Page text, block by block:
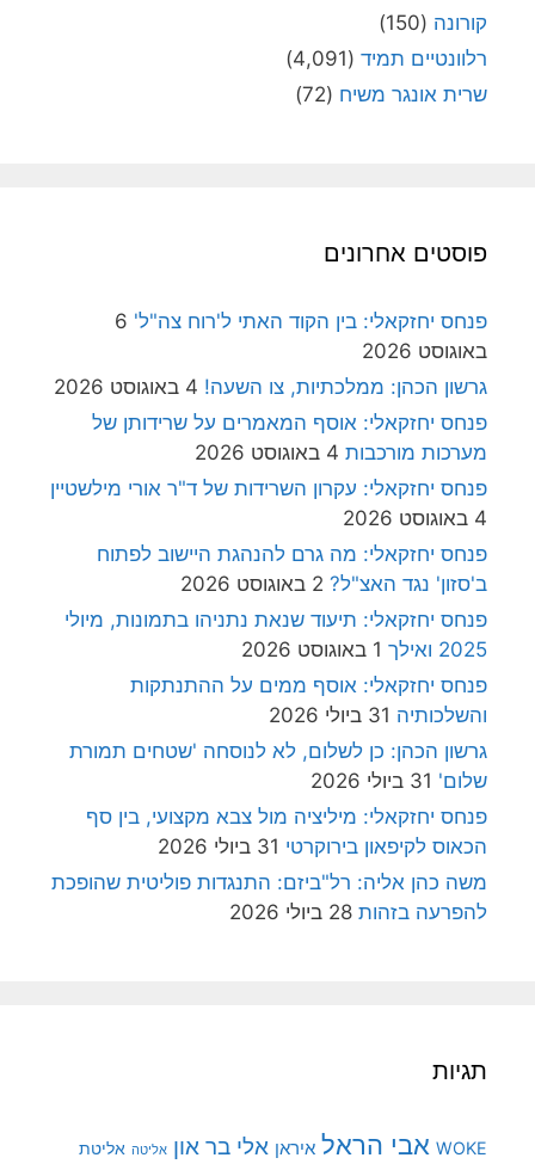
קורונה (150)
רלוונטיים תמיד (4,091)
שרית אונגר משיח (72)
פוסטים אחרונים
פנחס יחזקאלי: בין הקוד האתי ל'רוח צה"ל' 6
באוגוסט 2026
גרשון הכהן: ממלכתיות, צו השעה! 4 באוגוסט 2026
פנחס יחזקאלי: אוסף המאמרים על שרידותן של
מערכות מורכבות 4 באוגוסט 2026
פנחס יחזקאלי: עקרון השרידות של ד"ר אורי מילשטיין
4 באוגוסט 2026
פנחס יחזקאלי: מה גרם להנהגת היישוב לפתוח
ב'סזון' נגד האצ"ל? 2 באוגוסט 2026
פנחס יחזקאלי: תיעוד שנאת נתניהו בתמונות, מיולי
2025 ואילך
1 באוגוסט 2026
פנחס יחזקאלי: אוסף ממים על ההתנתקות
והשלכותיה 31 ביולי 2026
גרשון הכהן: כן לשלום, לא לנוסחה 'שטחים תמורת
שלום' 31 ביולי 2026
פנחס יחזקאלי: מיליציה מול צבא מקצועי, בין סף
הכאוס לקיפאון בירוקרטי 31 ביולי 2026
משה כהן אליה: רל"ביזם: התנגדות פוליטית שהופכת
להפרעה בזהות 28 ביולי 2026
תגיות
WOKE אבי הראל איראן אלי בר און אליטה אליטת